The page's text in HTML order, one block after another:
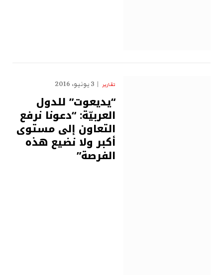
تقارير 3 يونيو، 2016
“يديعوت” للدول
العربيّة: “دعونا نرفع
التعاون إلى مستوى
أكبر ولا نضيع هذه
الفرصة”